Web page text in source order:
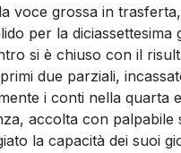
voce grossa in
per la diciassettesima
si è chiuso con il
due parziali,
i conti nella quarta
accolta con palpabile
la capacità dei suoi